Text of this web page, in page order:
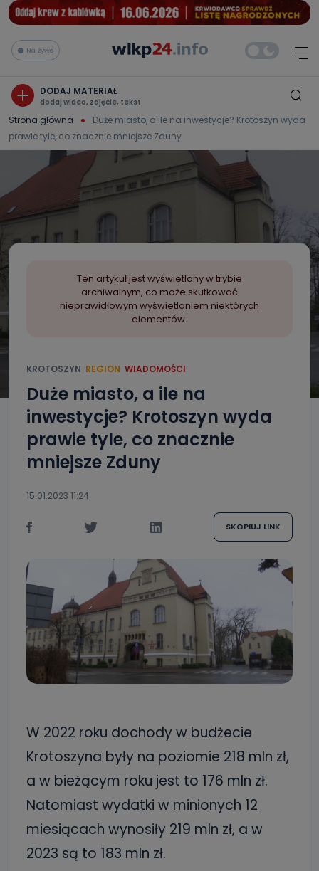
Na żywo
DODAJ MATERIAŁ
dodaj wideo, zdjęcie, tekst
Strona główna
Duże miasto, a ile na inwestycje? Krotoszyn wyda
prawie tyle, co znacznie mniejsze Zduny
Ten artykuł jest wyświetlany w trybie
archiwalnym, co może skutkować
nieprawidłowym wyświetlaniem niektórych
elementów.
KROTOSZYN REGION WIADOMOŚCI
Duże miasto, a ile na
inwestycje? Krotoszyn wyda
prawie tyle, co znacznie
mniejsze Zduny
15.01.2023 11:24
SKOPIUJ LINK
W 2022 roku dochody w budżecie
Krotoszyna były na poziomie 218 mln zł,
a w bieżącym roku jest to 176 mln zł.
Natomiast wydatki w minionych 12
miesiącach wynosiły 219 mln zł, a w
2023 są to 183 mln zł.